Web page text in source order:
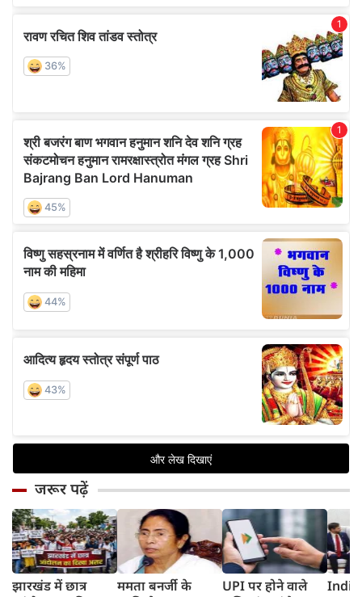
जरूर पढ़ें
झारखंड में छात्र
ममता बनर्जी के
UPI पर होने वाले